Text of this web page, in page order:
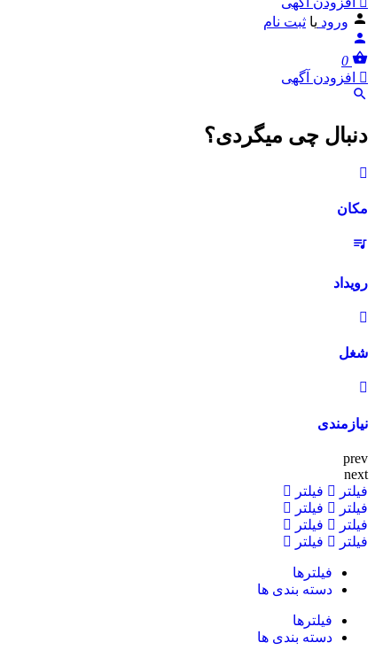
ورود یا ثبت نام
0
افزودن آگهی
دنبال چی میگردی؟
مکان
رویداد
شغل
نیازمندی‌
prev
next
فیلتر
فیلتر
فیلتر
فیلتر
فیلتر
فیلتر
فیلتر
فیلتر
فیلترها
دسته بندی ها
فیلترها
دسته بندی ها